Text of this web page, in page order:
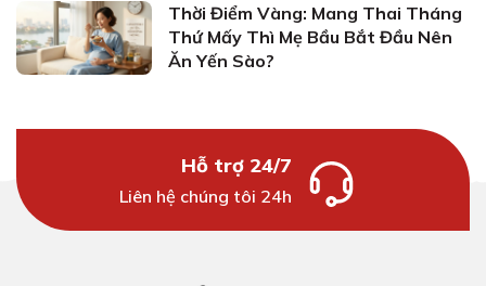
Thời Điểm Vàng: Mang Thai Tháng
Thứ Mấy Thì Mẹ Bầu Bắt Đầu Nên
Ăn Yến Sào?
Hỗ trợ 24/7
Liên hệ chúng tôi 24h